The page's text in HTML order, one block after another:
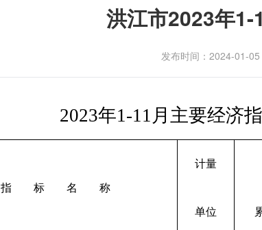
洪江市2023年1-
发布时间：2024-01-
2023年1-11月主要经济
指 标 名 称
计量
单位